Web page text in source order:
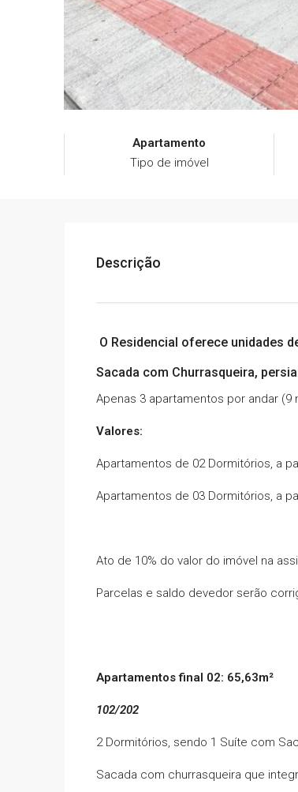
Apartamento
Tipo de imóvel
Descrição
O Residencial oferece unidades
Sacada com Churrasqueira,
Apenas 3 apartamentos por andar (9
Valores:
Apartamentos de 02 Dormitórios, a
Apartamentos de 03 Dormitórios, a
Ato de 10% do valor do imóvel na
Parcelas e saldo devedor serão
Apartamentos final 02: 65,63m²
102/202
2 Dormitórios, sendo 1 Suíte com
Sacada com churrasqueira que